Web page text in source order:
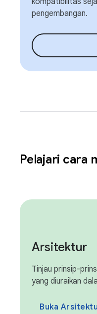
pengembangan.
Pelajari cara
Arsitektur
Tinjau prinsip-
yang diuraikan
Buka